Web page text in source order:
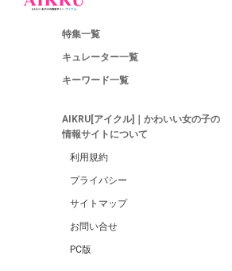
特集一覧
キュレーター一覧
キーワード一覧
AIKRU[アイクル]｜かわいい女の子の
情報サイトについて
利用規約
プライバシー
サイトマップ
お問い合せ
PC版